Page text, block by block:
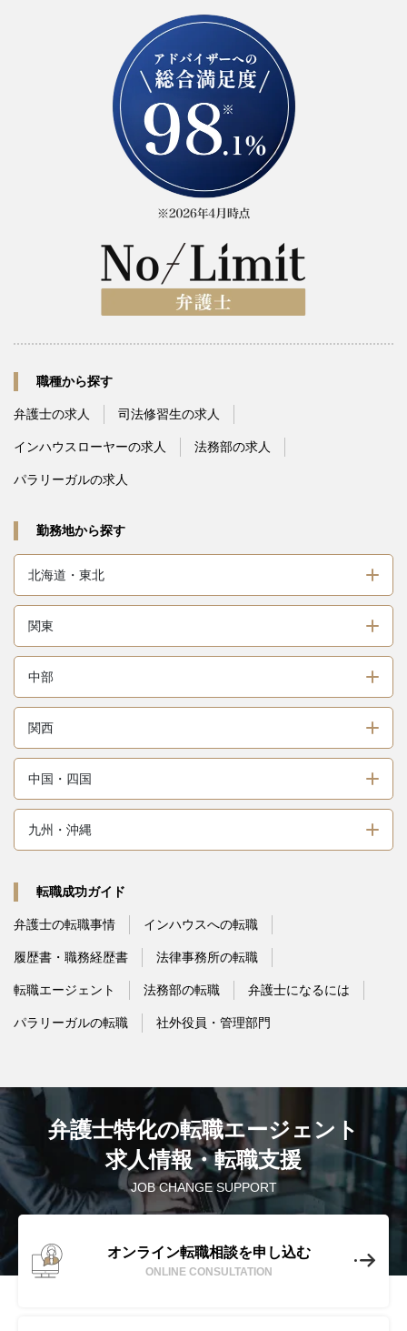
職種から探す
弁護士の求人 司法修習生の求人
インハウスローヤーの求人 法務部の求人
パラリーガルの求人
勤務地から探す
北海道・東北
関東
中部
関西
中国・四国
九州・沖縄
転職成功ガイド
弁護士の転職事情 インハウスへの転職
履歴書・職務経歴書 法律事務所の転職
転職エージェント 法務部の転職 弁護士になるには
パラリーガルの転職 社外役員・管理部門
JOB CHANGE SUPPORT
弁護士特化の転職エージェント
求人情報・転職支援
オンライン転職相談を申し込む
ONLINE CONSULTATION